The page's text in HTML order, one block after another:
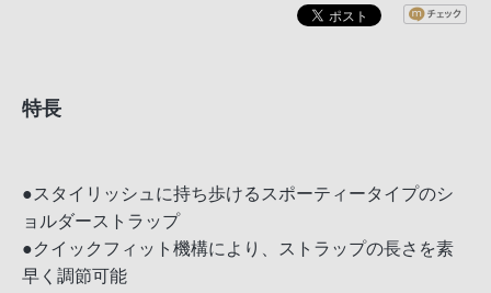
特長
●スタイリッシュに持ち歩けるスポーティータイプのシ
ョルダーストラップ
●クイックフィット機構により、ストラップの長さを素
早く調節可能